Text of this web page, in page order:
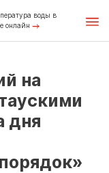
воды в
онлайн
на
дня